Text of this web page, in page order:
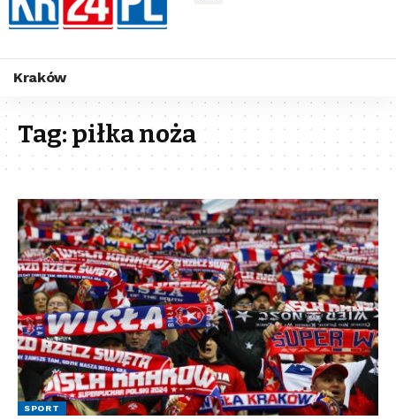
Kraków
Tag:piłka noża
SPORT